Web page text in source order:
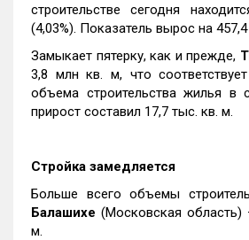
строительстве сегодня
(4,03%). Показатель вырос на
Замыкает пятерку, как и прежде,
3,8 млн кв. м, что
объема строительства жилья в
прирост составил 17,7 тыс. кв. м.
Стройка замедляется
Больше всего объемы
Балашихе (Московская область)
м.